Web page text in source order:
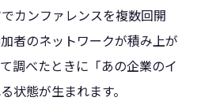
カンファレンスを複数回開
者のネットワークが積み上が
調べたときに「あの企業のイ
状態が生まれます。